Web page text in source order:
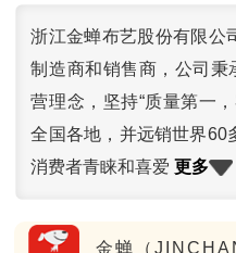
浙江金蝉布艺股份有限公
制造商和销售商，公司秉
营理念，坚持“质量第一
全国各地，并远销世界60
消费者青睐和喜爱更多